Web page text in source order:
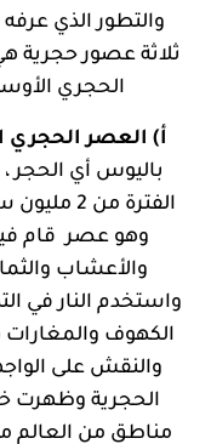
والتطور الذي
ثلاثة عصور حجرية
الحجري
أ) العصر الحجري
باليوس أي الحجر
وهو عصر قام
والأعشاب
واستخدم النار في
الكهوف والمغارات
والنقش على
الحجرية وظهرت
مناطق من العالم